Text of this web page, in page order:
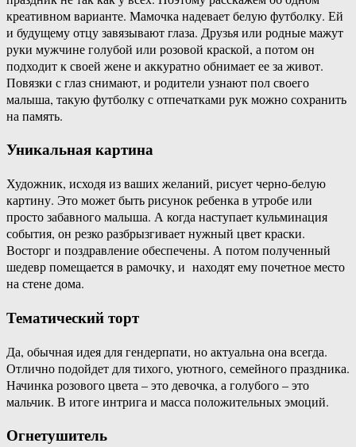
креативном варианте. Мамочка надевает белую футболку. Ей
и будущему отцу завязывают глаза. Друзья или родные мажут
руки мужчине голубой или розовой краской, а потом он
подходит к своей жене и аккуратно обнимает ее за живот.
Повязки с глаз снимают, и родители узнают пол своего
малыша, такую футболку с отпечатками рук можно сохранить
на память.
Уникальная картина
Художник, исходя из ваших желаний, рисует черно-белую
картину. Это может быть рисунок ребенка в утробе или
просто забавного малыша. А когда наступает кульминация
события, он резко разбрызгивает нужный цвет краски.
Восторг и поздравление обеспечены. А потом полученный
шедевр помещается в рамочку, и находят ему почетное место
на стене дома.
Тематический торт
Да, обычная идея для гендерпати, но актуальна она всегда.
Отлично подойдет для тихого, уютного, семейного праздника.
Начинка розового цвета – это девочка, а голубого – это
мальчик. В итоге интрига и масса положительных эмоций.
Огнетушитель